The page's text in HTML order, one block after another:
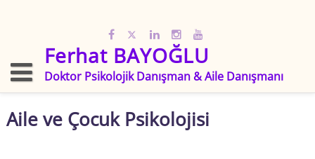
Ferhat BAYOĞLU
Doktor Psikolojik Danışman & Aile Danışmanı
Aile ve Çocuk Psikolojisi